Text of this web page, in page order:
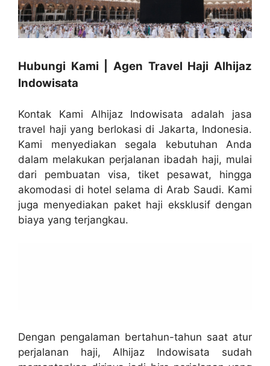
Hubungi Kami | Agen Travel Haji Alhijaz
Indowisata
Kontak Kami Alhijaz Indowisata adalah jasa
travel haji yang berlokasi di Jakarta, Indonesia.
Kami menyediakan segala kebutuhan Anda
dalam melakukan perjalanan ibadah haji, mulai
dari pembuatan visa, tiket pesawat, hingga
akomodasi di hotel selama di Arab Saudi. Kami
juga menyediakan paket haji eksklusif dengan
biaya yang terjangkau.
Dengan pengalaman bertahun-tahun saat atur
perjalanan haji, Alhijaz Indowisata sudah